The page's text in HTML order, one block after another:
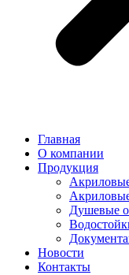
Главная
О компании
Продукция
Душевые
Новости
Контакты